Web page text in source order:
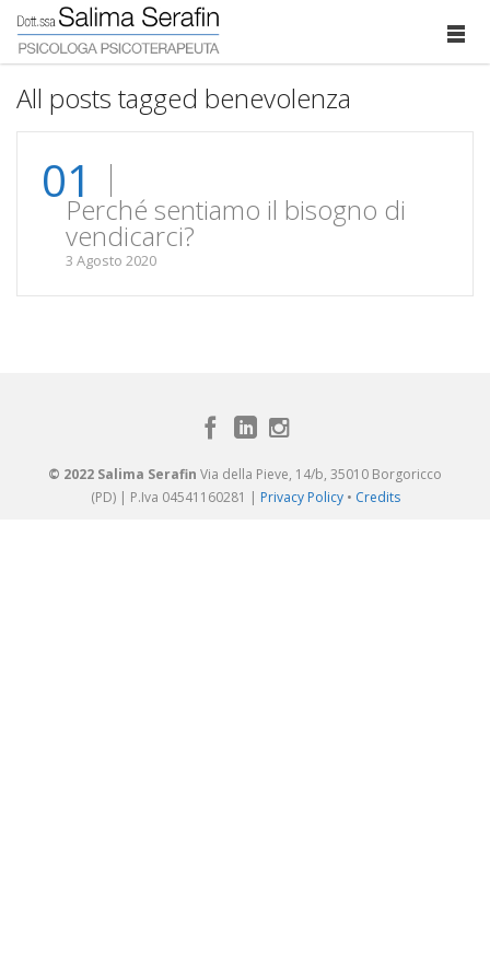
All posts tagged benevolenza
01Perché sentiamo il bisogno di
vendicarci?
3 Agosto 2020
© 2022 Salima Serafin Via della Pieve, 14/b, 35010 Borgoricco
(PD) | P.Iva 04541160281 | Privacy Policy• Credits